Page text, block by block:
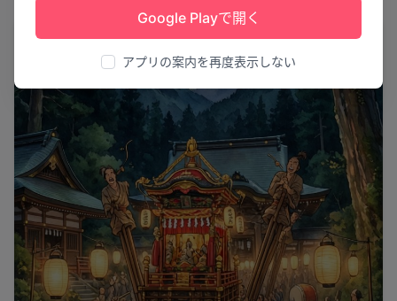
Google Playで開く
アプリの案内を再度表示しない
祭り